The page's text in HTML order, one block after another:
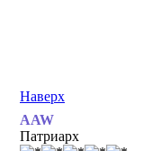
Наверх
AAW
Патриарх